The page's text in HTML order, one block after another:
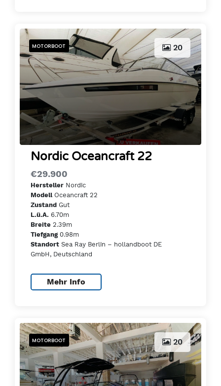
20
MOTORBOOT
Nordic Oceancraft 22
€29.900
Hersteller Nordic
ModellOceancraft 22
Zustand Gut
L.ü.A. 6.70m
Breite 2.39m
Tiefgang0.98m
Standort Sea Ray Berlin – hollandboot DE
GmbH, Deutschland
Mehr Info
20
MOTORBOOT